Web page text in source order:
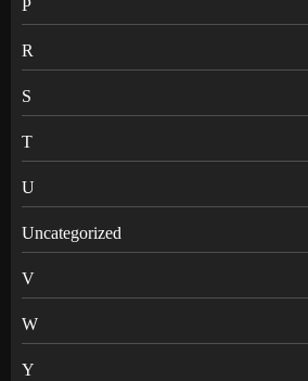
P
R
S
T
U
Uncategorized
V
W
Y